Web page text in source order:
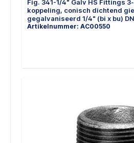
Fig. 341-1/4" Galv HS Fittings
koppeling, conisch dichtend
gegalvaniseerd 1/4" (bi x bu)
Artikelnummer: AC00550